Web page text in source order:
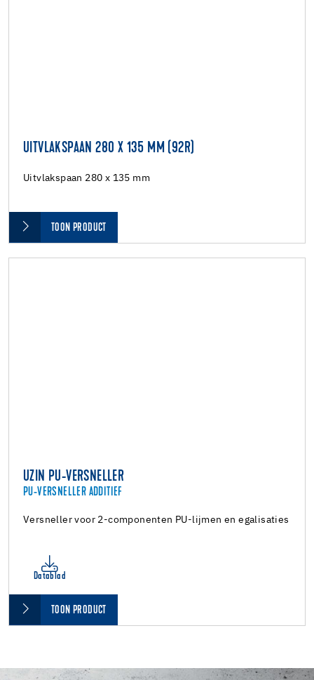
UITVLAKSPAAN 280 X 135 MM (92R)
Uitvlakspaan 280 x 135 mm
TOON PRODUCT
UZIN PU-VERSNELLER
PU-VERSNELLER ADDITIEF
Versneller voor 2-componenten PU-lijmen en egalisaties
Datablad
TOON PRODUCT